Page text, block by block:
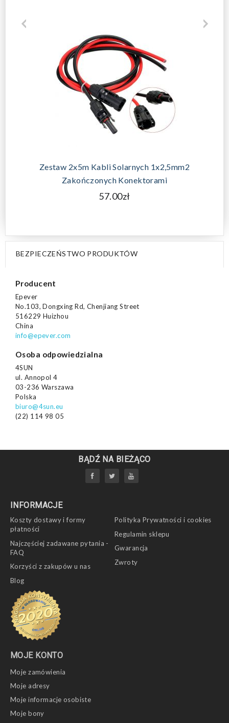
Zestaw 2x5m Kabli Solarnych 1x2,5mm2
Zakończonych Konektorami
57.00zł
BEZPIECZEŃSTWO PRODUKTÓW
Producent
Epever
No.103, Dongxing Rd, Chenjiang Street
516229 Huizhou
China
info@epever.com
Osoba odpowiedzialna
4SUN
ul. Annopol 4
03-236 Warszawa
Polska
biuro@4sun.eu
(22) 114 98 05
BĄDŹ NA BIEŻĄCO
INFORMACJE
Koszty dostawy i formy
płatności
Najczęściej zadawane pytania -
FAQ
Korzyści z zakupów u nas
Blog
Polityka Prywatności i cookies
Regulamin sklepu
Gwarancja
Zwroty
MOJE KONTO
Moje zamówienia
Moje adresy
Moje informacje osobiste
Moje bony